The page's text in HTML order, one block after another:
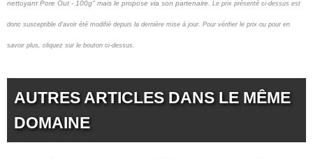
nettoyant Pore Out - 100g" mais le propose via son partenaire. Le prix présenté ci-dessus est
donc susceptible d'avoir été modifié depuis la dernière mise à jour. Pour vérifier le prix ou pour en
savoir plus, cliquez sur le bouton ci-dessus.
AUTRES ARTICLES DANS LE MÊME
DOMAINE